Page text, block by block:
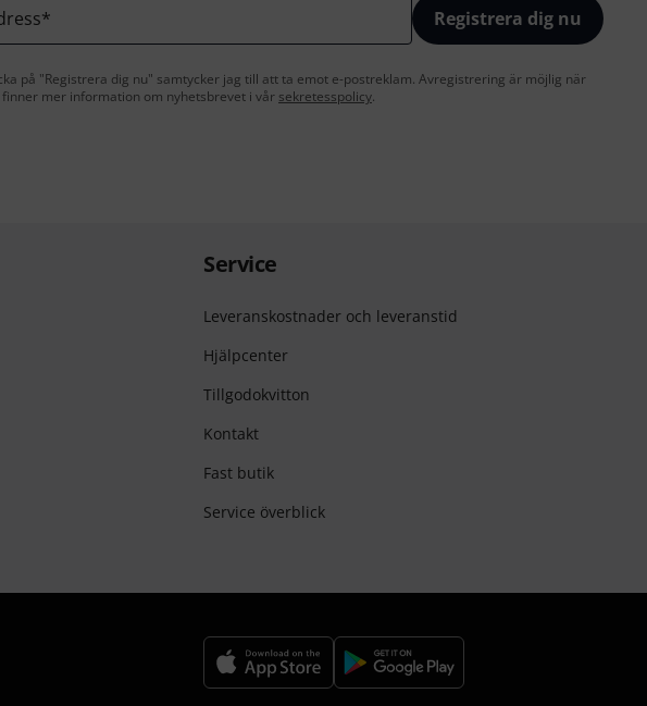
* Registrera dig nu
på "Registrera dig nu" samtycker jag till att ta emot e-postreklam. Avregistrering är möjlig när
finner mer information om nyhetsbrevet i vår sekretesspolicy.
Service
Leveranskostnader och leveranstid
Hjälpcenter
Tillgodokvitton
Kontakt
Fast butik
Service överblick